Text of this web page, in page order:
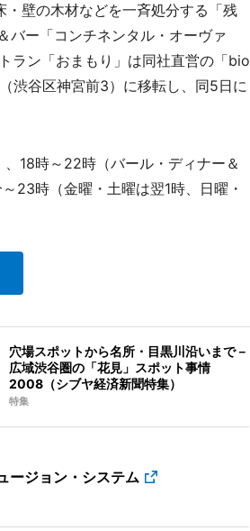
壁の木材などを一斉処分する「残
バー「コンチネンタル・オーヴァ
ラン「おまもり」は同社直営の「bio
渋谷区神宮前3）に移転し、同5日に
18時～22時（バール・ディナー＆
23時（金曜・土曜は翌1時、日曜・
穴場スポットから名所・目黒川沿いまで－
広域渋谷圏の「花見」スポット事情
2008（シブヤ経済新聞特集）
特集
ージョン・システム